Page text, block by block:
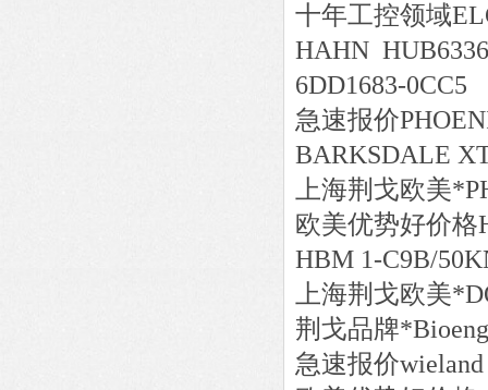
十年工控领域
HAHN
6DD1683-
急速报价
BARKSDALE
上海荆戈欧美*
欧美优势好价格
HBM 1-C9B/
上海荆戈欧美*
荆戈品牌*
急速报价wieland